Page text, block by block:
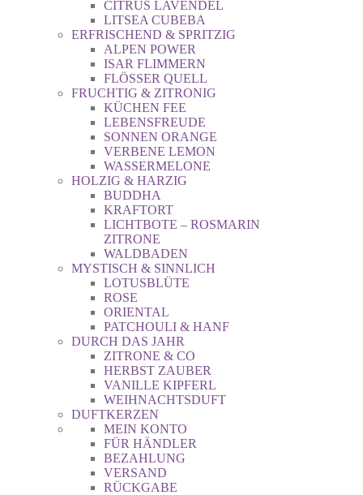
CITRUS LAVENDEL
LITSEA CUBEBA
ERFRISCHEND & SPRITZIG
ALPEN POWER
ISAR FLIMMERN
FLÖSSER QUELL
FRUCHTIG & ZITRONIG
KÜCHEN FEE
LEBENSFREUDE
SONNEN ORANGE
VERBENE LEMON
WASSERMELONE
HOLZIG & HARZIG
BUDDHA
KRAFTORT
LICHTBOTE – ROSMARIN
ZITRONE
WALDBADEN
MYSTISCH & SINNLICH
LOTUSBLÜTE
ROSE
ORIENTAL
PATCHOULI & HANF
DURCH DAS JAHR
ZITRONE & CO
HERBST ZAUBER
VANILLE KIPFERL
WEIHNACHTSDUFT
DUFTKERZEN
MEIN KONTO
FÜR HÄNDLER
BEZAHLUNG
VERSAND
RÜCKGABE